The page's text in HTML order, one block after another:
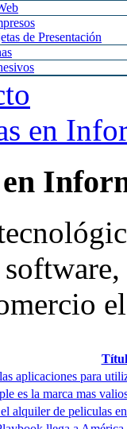
de Presentación
en
en
aplicaciones para
es la marca mas
alquiler de peliculas